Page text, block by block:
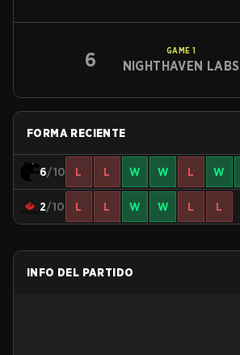
6 GAME 1
NIGHTHAVEN LABS
FORMA RECIENTE
6/10 L L W W L W
2/10 L L W W L L
INFO DEL PARTIDO